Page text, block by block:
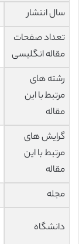
سال انتشار
تعداد صفحات
مقاله انگلیسی
رشته های
مرتبط با این
مقاله
گرایش های
مرتبط با این
مقاله
مجله
دانشگاه